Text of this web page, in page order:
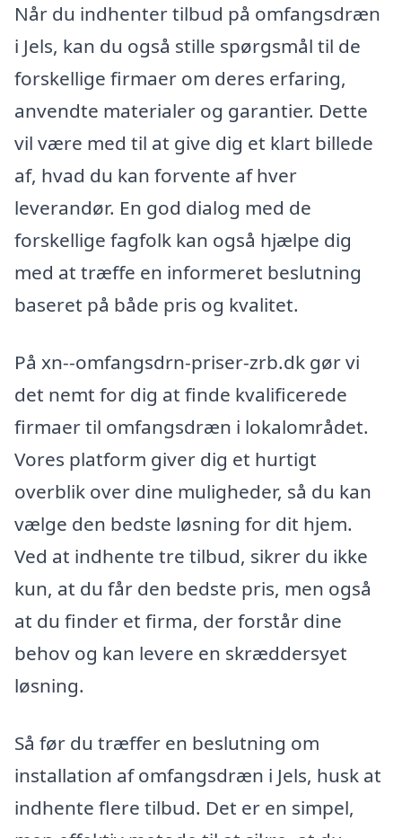
Når du indhenter tilbud på omfangsdræn
i Jels, kan du også stille spørgsmål til de
forskellige firmaer om deres erfaring,
anvendte materialer og garantier. Dette
vil være med til at give dig et klart billede
af, hvad du kan forvente af hver
leverandør. En god dialog med de
forskellige fagfolk kan også hjælpe dig
med at træffe en informeret beslutning
baseret på både pris og kvalitet.
På xn--omfangsdrn-priser-zrb.dk gør vi
det nemt for dig at finde kvalificerede
firmaer til omfangsdræn i lokalområdet.
Vores platform giver dig et hurtigt
overblik over dine muligheder, så du kan
vælge den bedste løsning for dit hjem.
Ved at indhente tre tilbud, sikrer du ikke
kun, at du får den bedste pris, men også
at du finder et firma, der forstår dine
behov og kan levere en skræddersyet
løsning.
Så før du træffer en beslutning om
installation af omfangsdræn i Jels, husk at
indhente flere tilbud. Det er en simpel,